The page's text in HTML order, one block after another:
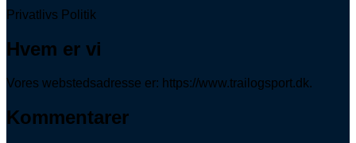
Privatlivs Politik
Hvem er vi
Vores webstedsadresse er: https://www.trailogsport.dk.
Kommentarer